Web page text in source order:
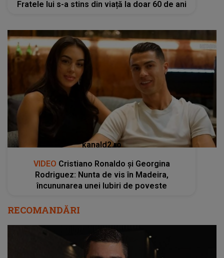
Fratele lui s-a stins din viață la doar 60 de ani
kanald2.ro
VIDEO Cristiano Ronaldo și Georgina
Rodriguez: Nunta de vis în Madeira,
încununarea unei Iubiri de poveste
RECOMANDĂRI